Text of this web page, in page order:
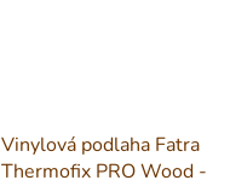
Vinylová podlaha Fatra
Thermofix PRO Wood -